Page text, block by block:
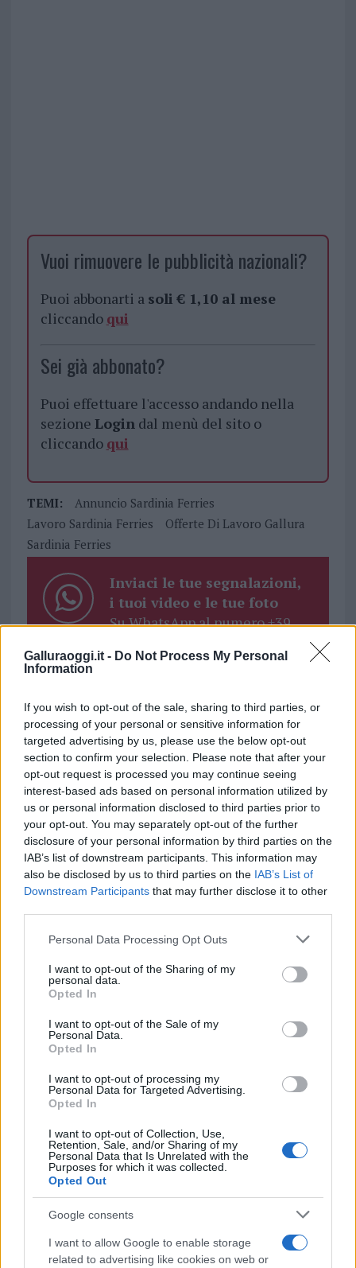
Galluraoggi.it - Do Not Process My Personal
Information
If you wish to opt-out of the sale, sharing to third parties, or
processing of your personal or sensitive information for
targeted advertising by us, please use the below opt-out
section to confirm your selection. Please note that after your
opt-out request is processed you may continue seeing
interest-based ads based on personal information utilized by
us or personal information disclosed to third parties prior to
your opt-out. You may separately opt-out of the further
disclosure of your personal information by third parties on the
IAB’s list of downstream participants. This information may
also be disclosed by us to third parties on the IAB’s List of
Downstream Participants that may further disclose it to other
Please note that this website/app uses one or more Google
not limited to your visit or usage behaviour. You may click to
grant or deny consent to Google and its third-party tags to
use your data for below specified purposes in below Google
consent section.
Personal Data Processing Opt Outs
I want to opt-out of the Sharing of my
personal data.
Opted In
I want to opt-out of the Sale of my
Personal Data.
Opted In
I want to opt-out of processing my
Personal Data for Targeted Advertising.
Opted In
I want to opt-out of Collection, Use,
Retention, Sale, and/or Sharing of my
Personal Data that Is Unrelated with the
Purposes for which it was collected.
Opted Out
Google consents
I want to allow Google to enable storage
related to advertising like cookies on web or
Vuoi rimuovere le pubblicità nazionali?
Puoi abbonarti a soli € 1,10 al mese
cliccando qui
Sei già abbonato?
Puoi effettuare l'accesso andando nella
sezione Logindal menù del sito o
cliccando qui
TEMI:
Annuncio Sardinia Ferries
Lavoro Sardinia Ferries
Offerte Di Lavoro Gallura
Sardinia Ferries
Inviaci le tue segnalazioni,
i tuoi video e le tue foto
Su WhatsApp al numero +39
Notizie in tempo reale?
Entra nel canale telegram di
GalluraOggi.it
Ricevi le nostre ultime news
daGoogle News
F
a
ce
b
o
o
k
T
w
it
te
r
Pi
n
te
re
st
h
s
A
p
p
h
re
NOTIZIE RECENTI
Ristorante distrutto dalle fiamme a La
Maddalena, incendio a Monti d’à rena
Le previsioni meteo per il weekend a Olbia e in